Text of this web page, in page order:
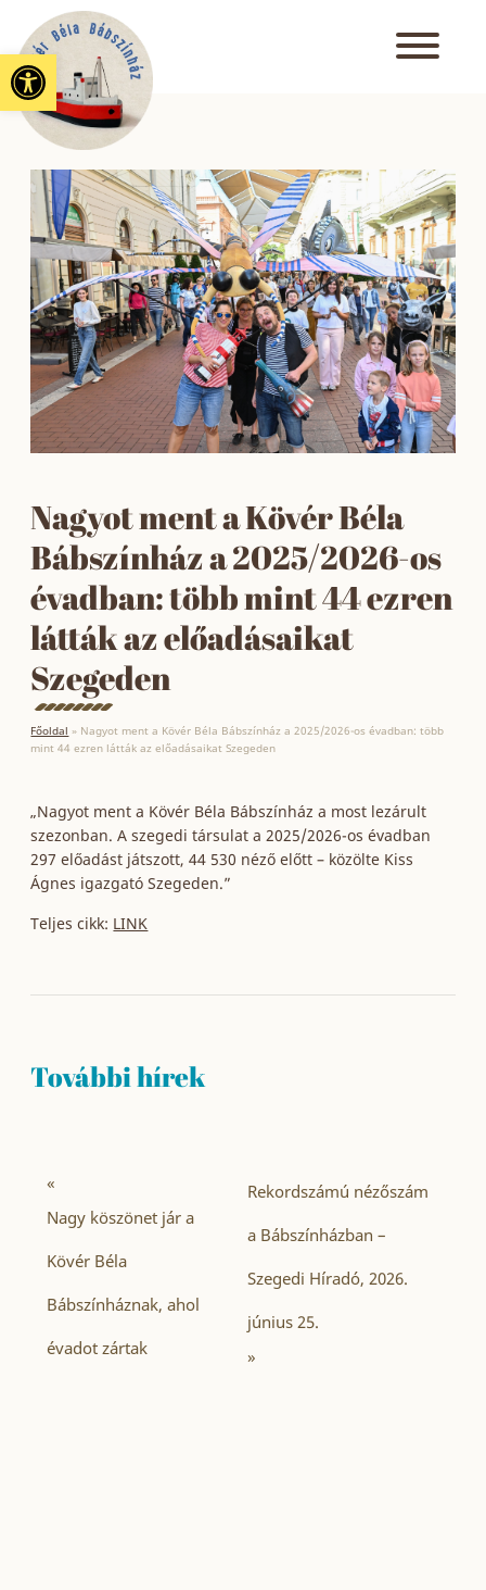
Eszköztár megnyitása
Nagyot ment a Kövér Béla
Bábszínház a 2025/2026-os
évadban: több mint 44 ezren
látták az előadásaikat
Szegeden
Főoldal » Nagyot ment a Kövér Béla Bábszínház a 2025/2026-os évadban: több
mint 44 ezren látták az előadásaikat Szegeden
„Nagyot ment a Kövér Béla Bábszínház a most lezárult
szezonban. A szegedi társulat a 2025/2026-os évadban
297 előadást játszott, 44 530 néző előtt – közölte Kiss
Ágnes igazgató Szegeden.”
Teljes cikk: LINK
További hírek
«
Nagy köszönet jár a
Kövér Béla
Bábszínháznak, ahol
évadot zártak
Rekordszámú nézőszám
a Bábszínházban –
Szegedi Híradó, 2026.
június 25.
»